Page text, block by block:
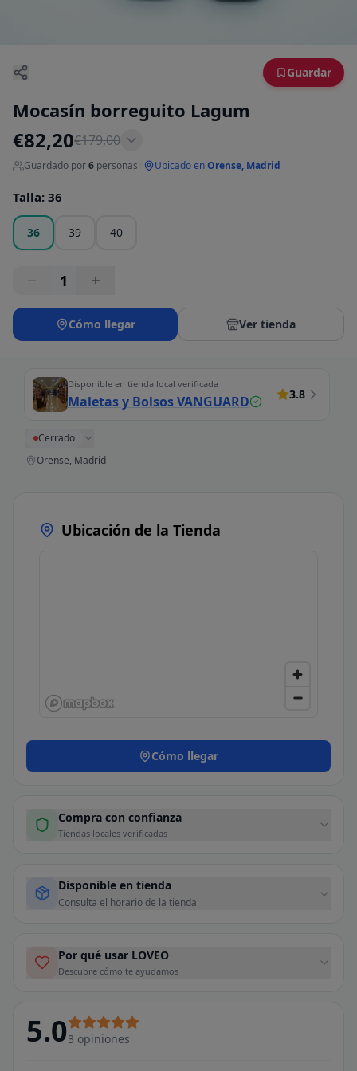
Guardar
Mocasín borreguito Lagum
€82,20€179,00
Guardado por6 personas Ubicado enOrense, Madrid
Talla: 36
36 39 40
1
Cómo llegar Ver tienda
Disponible en tienda local verificada
Maletas y Bolsos VANGUARD 3.8
Cerrado
Orense, Madrid
Ubicación de la Tienda
Cómo llegar
Compra con confianza
Tiendas locales verificadas
Disponible en tienda
Consulta el horario de la tienda
Por qué usar LOVEO
Descubre cómo te ayudamos
5.03 opiniones